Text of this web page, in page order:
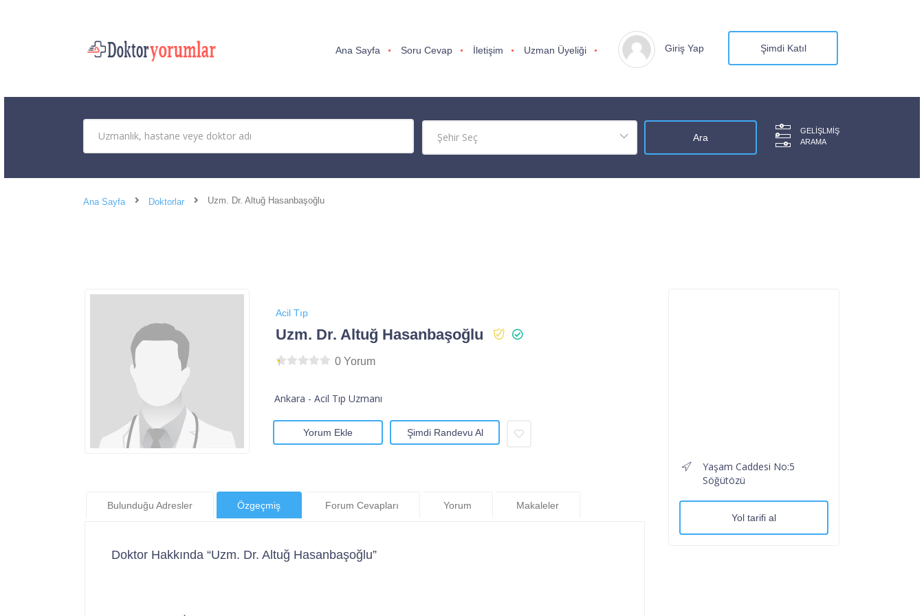
Ana Sayfa Soru Cevap İletişim Uzman Üyeliği Giriş Yap Şimdi Katıl
GELIŞLMIŞ
ARAMA
Ana Sayfa Doktorlar Uzm. Dr. Altuğ Hasanbaşoğlu
Acil Tıp
Uzm. Dr. Altuğ Hasanbaşoğlu
0 Yorum
Ankara - Acil Tıp Uzmanı
Yorum Ekle Şimdi Randevu Al
Bulunduğu Adresler Özgeçmiş Forum Cevapları Yorum Makaleler
Doktor Hakkında “Uzm. Dr. Altuğ Hasanbaşoğlu”
Yaşam Caddesi No:5
Söğütözü
Yol tarifi al